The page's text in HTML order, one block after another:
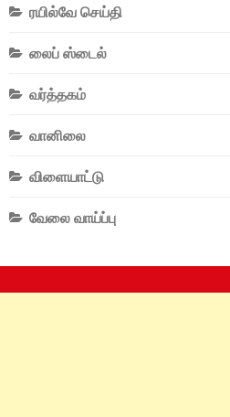
ரயில்வே செய்தி
லைப் ஸ்டைல்
வர்த்தகம்
வானிலை
விளையாட்டு
வேலை வாய்ப்பு